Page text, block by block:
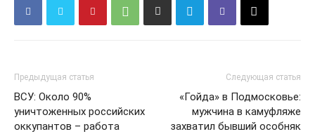
Предыдущая статья
ВСУ: Около 90%
уничтоженных российских
оккупантов – работа
Следующая статья
«Гойда» в Подмосковье:
мужчина в камуфляже
захватил бывший особняк